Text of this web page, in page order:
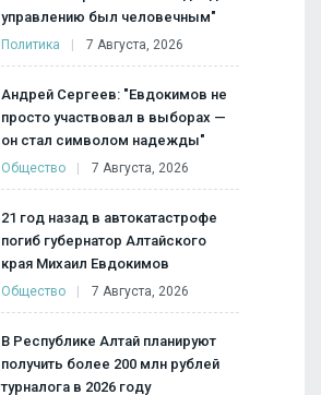
управлению был человечным"
Политика 7 Августа, 2026
Андрей Сергеев: "Евдокимов не
просто участвовал в выборах —
он стал символом надежды"
Общество 7 Августа, 2026
21 год назад в автокатастрофе
погиб губернатор Алтайского
края Михаил Евдокимов
Общество 7 Августа, 2026
В Республике Алтай планируют
получить более 200 млн рублей
турналога в 2026 году